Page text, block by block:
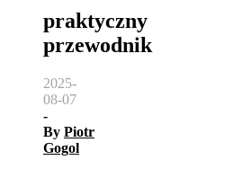
praktyczny
przewodnik
2025-
08-07
-
By Piotr
Gogol